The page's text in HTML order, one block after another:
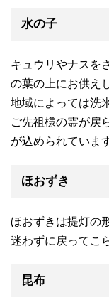
水の子
キュウリやナスを
の葉の上にお供え
地域によっては洗
ご先祖様の霊が戻
が込められていま
ほおずき
ほおずきは提灯の
迷わずに戻ってこ
昆布